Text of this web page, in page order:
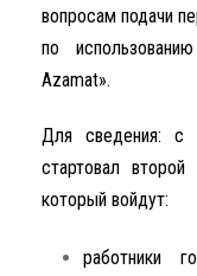
вопросам подачи
по
Azamat».
Для сведения: с
стартовал
который войдут:
работники